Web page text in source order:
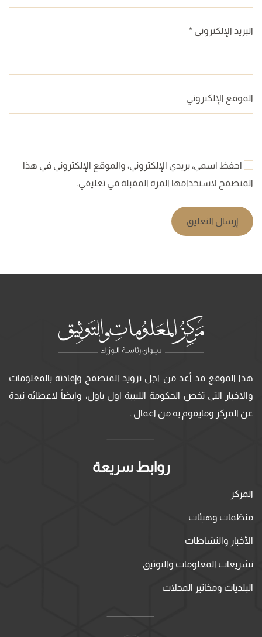
البريد الإلكتروني *
الموقع الإلكتروني
احفظ اسمي، بريدي الإلكتروني، والموقع الإلكتروني في هذا
المتصفح لاستخدامها المرة المقبلة في تعليقي.
إرسال التعليق
هذا الموقع قد أعد من اجل تزويد المتصفح وإفادته بالمعلومات
والاخبار التي تخص الحكومة الليبية اول باول، وايضاً لاعطائه نبدة
عن المركز ومايقوم به من اعمال .
روابط سريعة
المركز
منظمات وهيئات
الأخبار والنشاطات
تشريعات المعلومات والتوثيق
البلديات ومخاتير المحلات